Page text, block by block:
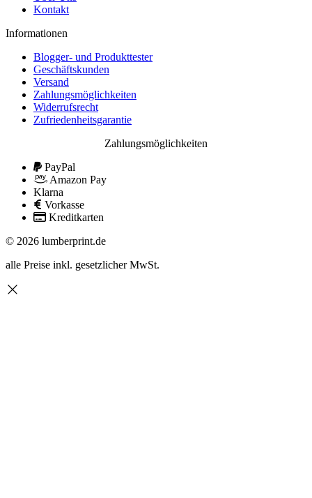
Kontakt
Informationen
Blogger- und Produkttester
Geschäftskunden
Versand
Zahlungsmöglichkeiten
Widerrufsrecht
Zufriedenheitsgarantie
Zahlungsmöglichkeiten
PayPal
Amazon Pay
Klarna
Vorkasse
Kreditkarten
© 2026 lumberprint.de
alle Preise inkl. gesetzlicher MwSt.